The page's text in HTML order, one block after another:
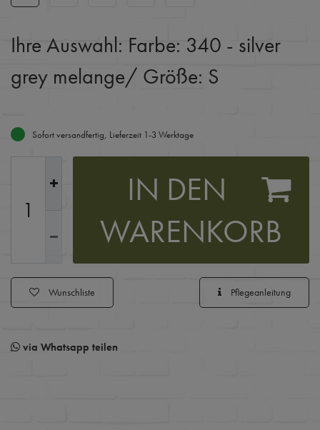
Ihre Auswahl: Farbe: 340 - silver
grey melange/ Größe: S
Sofort versandfertig, Lieferzeit 1-3 Werktage
IN DEN
WARENKORB
Wunschliste Pflegeanleitung
via Whatsapp teilen